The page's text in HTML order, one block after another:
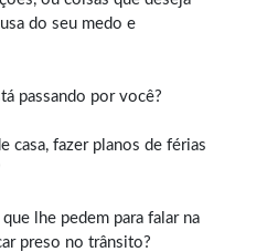
do seu medo e
passando por você?
casa, fazer planos de férias
lhe pedem para falar na
preso no trânsito?